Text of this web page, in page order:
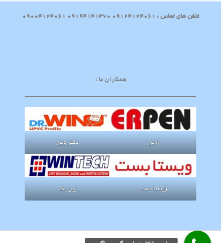
تلفن های تماس : 09124124061 09194141370 09004124061
همکاران ما :
ارپن دکتر وین
ویستا بست وین تک